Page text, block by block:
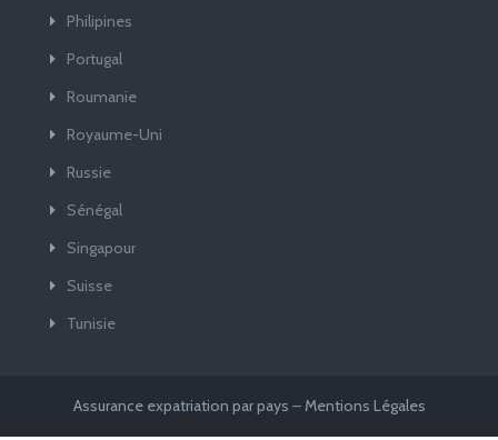
Philipines
Portugal
Roumanie
Royaume-Uni
Russie
Sénégal
Singapour
Suisse
Tunisie
Assurance expatriation par pays –Mentions Légales